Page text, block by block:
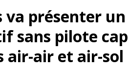
va présenter
sans pilote
air-air et air-sol